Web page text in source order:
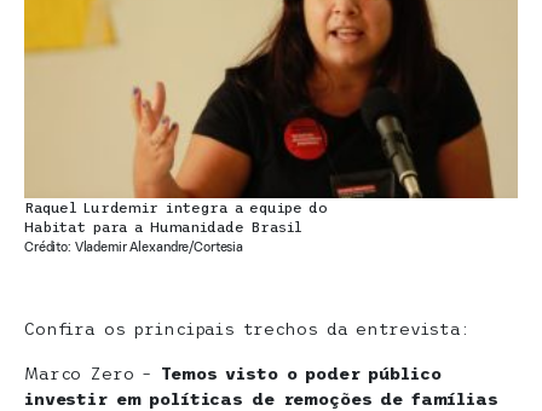
Raquel Lurdemir integra a equipe do
Habitat para a Humanidade Brasil
Crédito: Vlademir Alexandre/Cortesia
Confira os principais trechos da entrevista:
Marco Zero – Temos visto o poder público
investir em políticas de remoções de famílias